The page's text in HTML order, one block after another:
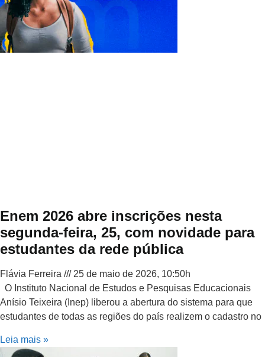
Enem 2026 abre inscrições nesta
segunda-feira, 25, com novidade para
estudantes da rede pública
Flávia Ferreira
25 de maio de 2026, 10:50h
O Instituto Nacional de Estudos e Pesquisas Educacionais
Anísio Teixeira (Inep) liberou a abertura do sistema para que
estudantes de todas as regiões do país realizem o cadastro no
Leia mais »